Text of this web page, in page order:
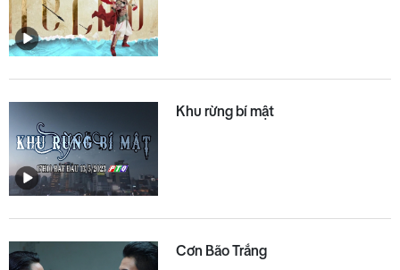
Khu rừng bí mật
Cơn Bão Trắng